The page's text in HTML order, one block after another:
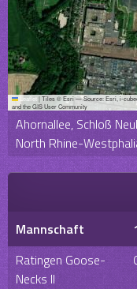
Leaflet |Tiles © Esri — Source: Esri, i-cubed,
and the GIS User Community
Ahornallee, Schloß
North Rhine-
Mannschaft
Ratingen Goose-
Necks II